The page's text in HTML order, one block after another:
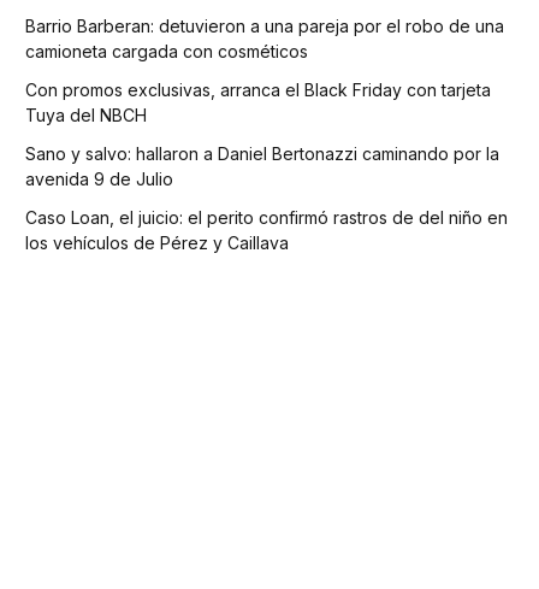
Barrio Barberan: detuvieron a una pareja por el robo de una
camioneta cargada con cosméticos
Con promos exclusivas, arranca el Black Friday con tarjeta
Tuya del NBCH
Sano y salvo: hallaron a Daniel Bertonazzi caminando por la
avenida 9 de Julio
Caso Loan, el juicio: el perito confirmó rastros de del niño en
los vehículos de Pérez y Caillava